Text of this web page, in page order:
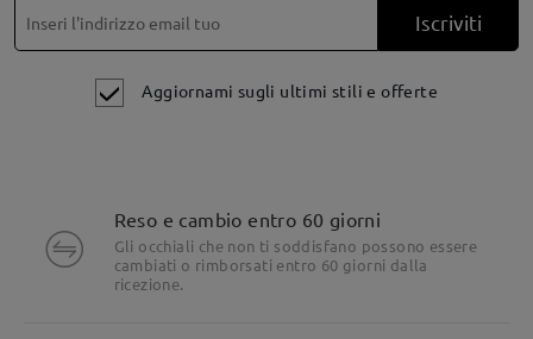
Iscriviti
Aggiornami sugli ultimi stili e offerte
Reso e cambio entro 60 giorni
Gli occhiali che non ti soddisfano possono essere
cambiati o rimborsati entro 60 giorni dalla
ricezione.